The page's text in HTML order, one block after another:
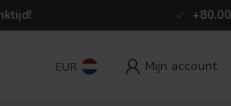
EUR Mijn account